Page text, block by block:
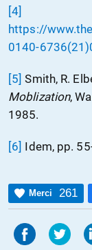
[4]
https://
0140-
[5] Smith, R.
Moblization,
1985.
[6] Idem, pp.
Merci 261